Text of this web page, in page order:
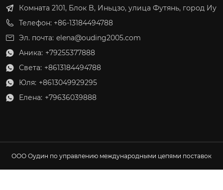
Комната 2101, Блок B, Иньцзо, улица Футянь, город Иу
Телефон: +86-13184494788
Эл. почта: elena@ouding2005.com
 Аника: +79255377888
 Света: +8613184494788
 Юля: +8613049929295
 Елена: +79636039888
ООО Оудин по управлению международными цепями поставок